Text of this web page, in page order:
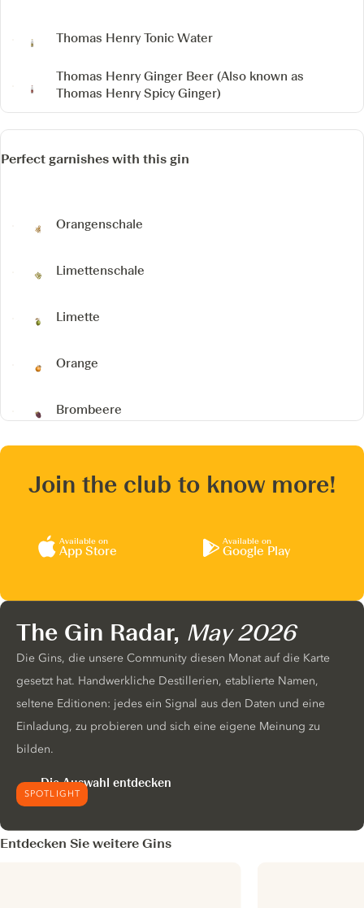
Thomas Henry Tonic Water
Thomas Henry Ginger Beer (Also known as
Thomas Henry Spicy Ginger)
Perfect garnishes with this gin
Orangenschale
Limettenschale
Limette
Orange
Brombeere
Join the club to know more!
Available on
App Store
Available on
Google Play
SPOTLIGHT
The Gin Radar, May 2026
Die Gins, die unsere Community diesen Monat auf die Karte
gesetzt hat. Handwerkliche Destillerien, etablierte Namen,
seltene Editionen: jedes ein Signal aus den Daten und eine
Einladung, zu probieren und sich eine eigene Meinung zu
bilden.
Die Auswahl entdecken
Entdecken Sie weitere Gins